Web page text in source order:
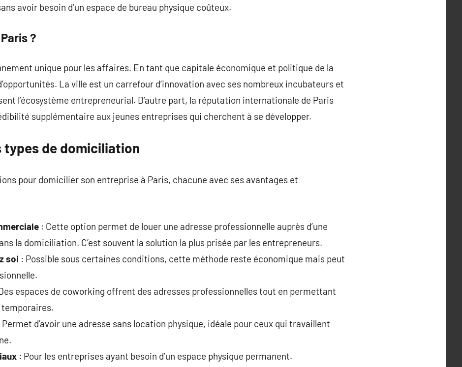
avoir besoin d’un espace de bureau physique coûteux.
?
unique pour les affaires. En tant que capitale économique et politique de la
La ville est un carrefour d’innovation avec ses nombreux incubateurs et
l’écosystème entrepreneurial. D’autre part, la réputation internationale de Paris
supplémentaire aux jeunes entreprises qui cherchent à se développer.
de domiciliation
pour domicilier son entreprise à Paris, chacune avec ses avantages et
: Cette option permet de louer une adresse professionnelle auprès d’une
la domiciliation. C’est souvent la solution la plus prisée par les entrepreneurs.
soi : Possible sous certaines conditions, cette méthode reste économique mais peut
espaces de coworking offrent des adresses professionnelles tout en permettant
temporaires.
Permet d’avoir une adresse sans location physique, idéale pour ceux qui travaillent
: Pour les entreprises ayant besoin d’un espace physique permanent.